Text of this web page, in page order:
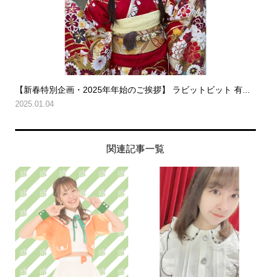
【新春特別企画・2025年年始のご挨拶】 ラビットビット 有...
2025.01.04
関連記事一覧